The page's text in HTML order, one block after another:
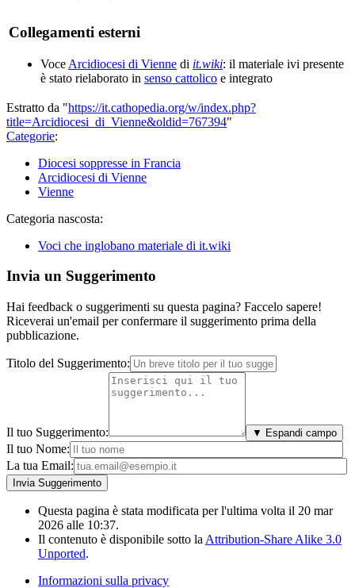
Collegamenti esterni
Voce Arcidiocesi di Vienne di it.wiki: il materiale ivi presente
è stato rielaborato in senso cattolico e integrato
Estratto da "https://it.cathopedia.org/w/index.php?
title=Arcidiocesi_di_Vienne&oldid=767394"
Categorie:
Diocesi soppresse in Francia
Arcidiocesi di Vienne
Vienne
Categoria nascosta:
Voci che inglobano materiale di it.wiki
Invia un Suggerimento
Hai feedback o suggerimenti su questa pagina? Faccelo sapere!
Riceverai un'email per confermare il suggerimento prima della
pubblicazione.
Titolo del Suggerimento:
Il tuo Suggerimento: ▼ Espandi campo
Il tuo Nome:
La tua Email:
Questa pagina è stata modificata per l'ultima volta il 20 mar
2026 alle 10:37.
Il contenuto è disponibile sotto la Attribution-Share Alike 3.0
Unported.
Informazioni sulla privacy